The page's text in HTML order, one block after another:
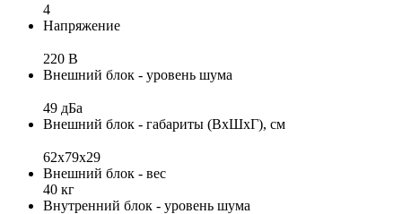
4
Напряжение
220 В
Внешний блок - уровень шума
49 дБа
Внешний блок - габариты (ВхШхГ), см
62х79х29
Внешний блок - вес
40 кг
Внутренний блок - уровень шума